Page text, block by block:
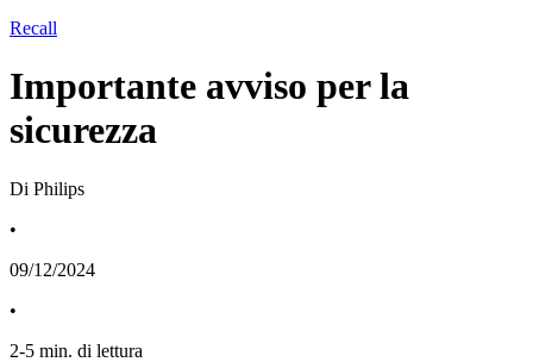
Recall
Importante avviso per la
sicurezza
Di Philips
•
09/12/2024
•
2-5 min. di lettura